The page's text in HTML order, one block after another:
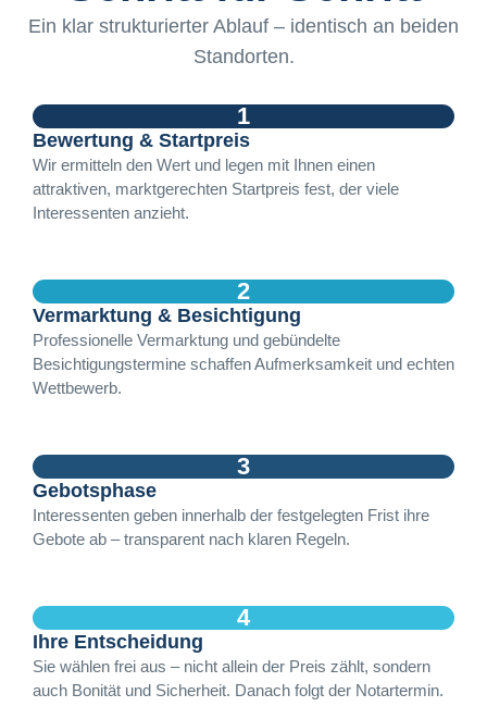
Ein klar strukturierter Ablauf – identisch an beiden
Standorten.
1
Bewertung & Startpreis
Wir ermitteln den Wert und legen mit Ihnen einen
attraktiven, marktgerechten Startpreis fest, der viele
Interessenten anzieht.
2
Vermarktung & Besichtigung
Professionelle Vermarktung und gebündelte
Besichtigungstermine schaffen Aufmerksamkeit und echten
Wettbewerb.
3
Gebotsphase
Interessenten geben innerhalb der festgelegten Frist ihre
Gebote ab – transparent nach klaren Regeln.
4
Ihre Entscheidung
Sie wählen frei aus – nicht allein der Preis zählt, sondern
auch Bonität und Sicherheit. Danach folgt der Notartermin.